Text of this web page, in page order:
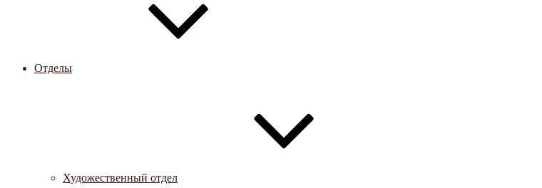
Отделы
Художественный отдел